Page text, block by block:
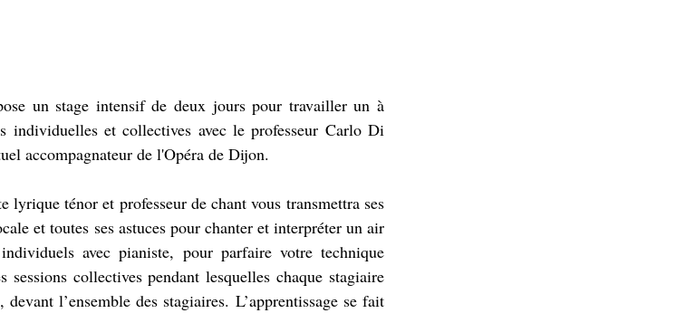
un stage intensif de deux jours pour travailler un à
individuelles et collectives avec le professeur Carlo Di
accompagnateur de l'Opéra de Dijon.
ténor et professeur de chant vous transmettra ses
et toutes ses astuces pour chanter et interpréter un air
avec pianiste, pour parfaire votre technique
collectives pendant lesquelles chaque stagiaire
l’ensemble des stagiaires. L’apprentissage se fait